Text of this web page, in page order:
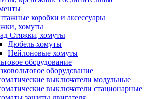
коробки и аксессуары
хомуты
Стяжки, хомуты
Дюбель-хомуты
Нейлоновые хомуты
оборудование
оборудование
выключатели модульные
выключатели стационарные
защиты двигателя